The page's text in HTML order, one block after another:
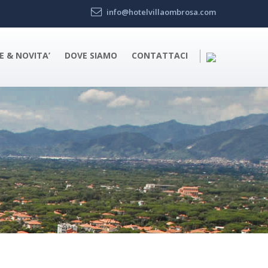
info@hotelvillaombrosa.com
& NOVITA’ DOVE SIAMO CONTATTACI